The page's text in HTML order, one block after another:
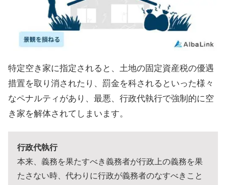
特定空き家に指定されると、土地の固定資産税の優遇
措置を取り消されたり、罰金を科されるといった様々
なペナルティがあり、最悪、行政代執行で強制的に空
き家を解体されてしまいます。
行政代執行
本来、義務を果たすべき義務者が行政上の義務を果
たさない時、代わりに行政が義務者のなすべきこと